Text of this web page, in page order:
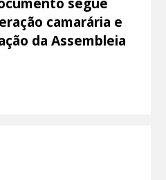
camarária e
da Assembleia